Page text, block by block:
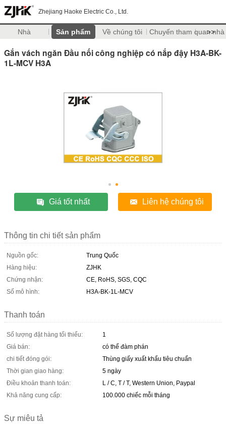
Zhejiang Haoke Electric Co., Ltd.
Nhà Sản phẩm Về chúng tôi Chuyến tham quan nhà
>>
Gắn vách ngăn Đầu nối công nghiệp có nắp đậy H3A-BK-
1L-MCV H3A
Giá tốt nhất Liên hệ chúng tôi
Thông tin chi tiết sản phẩm
Nguồn gốc:
Trung Quốc
Hàng hiệu:
ZJHK
Chứng nhận:
CE, RoHS, SGS, CQC
Số mô hình:
H3A-BK-1L-MCV
Thanh toán
Số lượng đặt hàng tối thiểu:
1
Giá bán:
có thể đàm phán
chi tiết đóng gói:
Thùng giấy xuất khẩu tiêu chuẩn
Thời gian giao hàng:
5 ngày
Điều khoản thanh toán:
L / C, T / T, Western Union, Paypal
Khả năng cung cấp:
100.000 chiếc mỗi tháng
Sự miêu tả